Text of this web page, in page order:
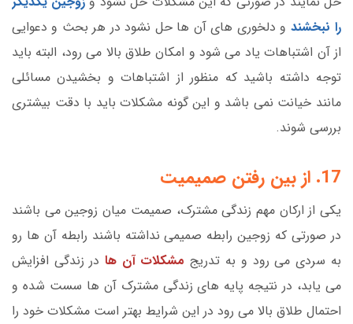
را نبخشند و دلخوری های آن ها حل نشود در هر بحث و دعوایی
از آن اشتباهات یاد می شود و امکان طلاق بالا می رود، البته باید
توجه داشته باشید که منظور از اشتباهات و بخشیدن مسائلی
مانند خیانت نمی باشد و این گونه مشکلات باید با دقت بیشتری
بررسی شوند.
17. از بین رفتن صمیمیت
یکی از ارکان مهم زندگی مشترک، صمیمت میان زوجین می باشند
در صورتی که زوجین رابطه صمیمی نداشته باشند رابطه آن ها رو
به سردی می رود و به تدریج مشکلات آن ها در زندگی افزایش
می یابد، در نتیجه پایه های زندگی مشترک آن ها سست شده و
احتمال طلاق بالا می رود در این شرایط بهتر است مشکلات خود را